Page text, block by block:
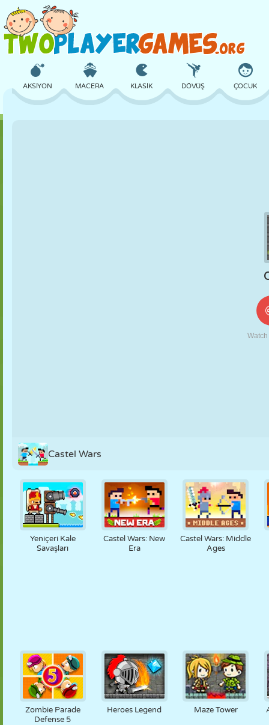
AKSIYON MACERA KLASIK DÖVÜŞ ÇOCUK
TIC TAC TOE
Castel Wars
Yeniçeri Kale
Savaşları
Castel Wars: New
Era
Castel Wars: Middle
Ages
Zombie Parade
Defense 5
Heroes Legend Maze Tower